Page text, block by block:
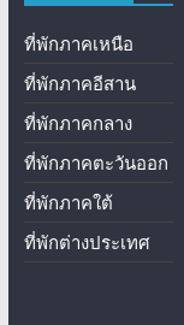
ที่พักภาคเหนือ
ที่พักภาคอีสาน
ที่พักภาคกลาง
ที่พักภาคตะวันออก
ที่พักภาคใต้
ที่พักต่างประเทศ